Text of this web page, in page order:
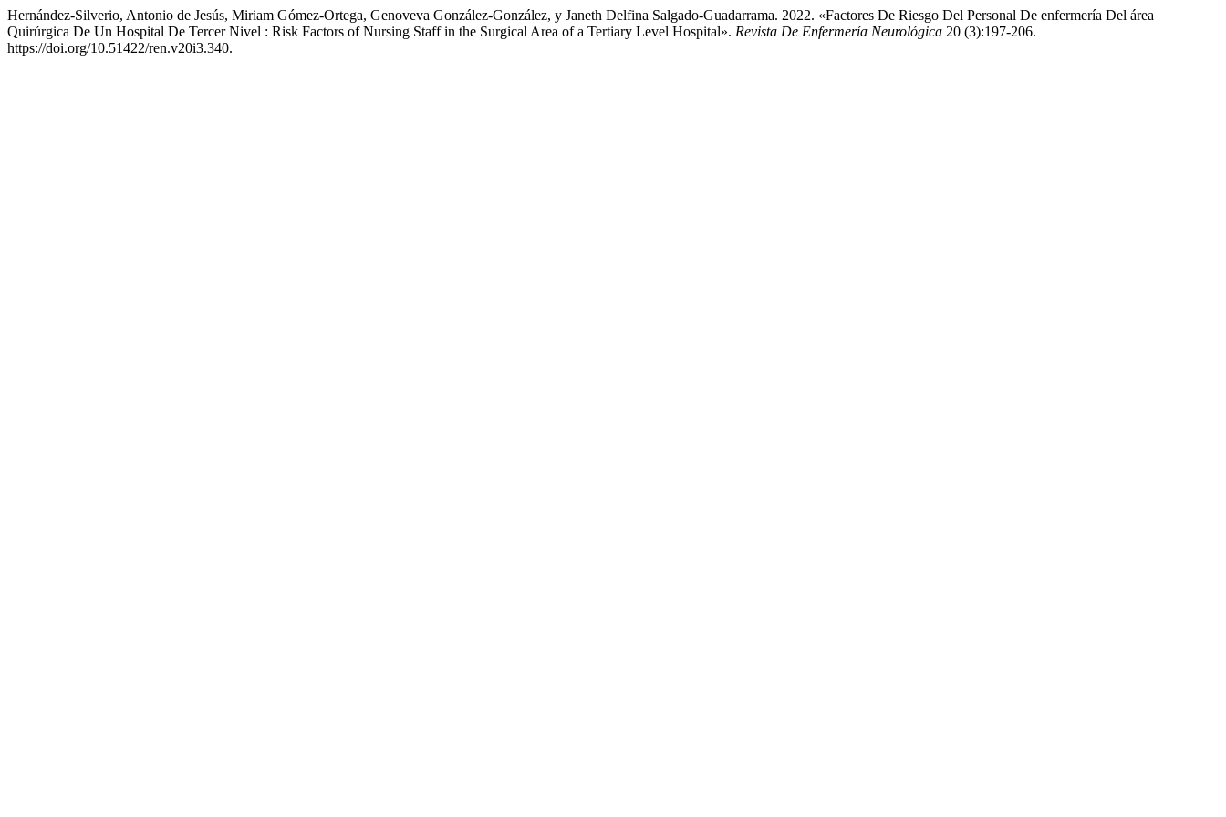
Hernández-Silverio, Antonio de Jesús, Miriam Gómez-Ortega, Genoveva González-González, y Janeth Delfina Salgado-Guadarrama. 2022. «Factores De Riesgo Del Personal De enfermería Del área
Quirúrgica De Un Hospital De Tercer Nivel : Risk Factors of Nursing Staff in the Surgical Area of a Tertiary Level Hospital». Revista De Enfermería Neurológica 20 (3):197-206.
https://doi.org/10.51422/ren.v20i3.340.